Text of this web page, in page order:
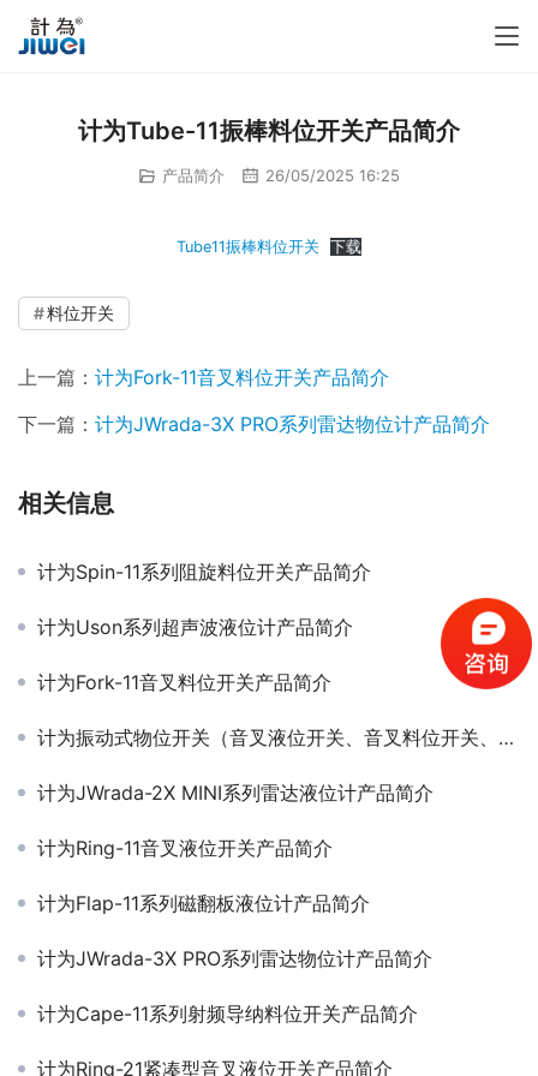
计为Tube-11振棒料位开关产品简介
产品简介 26/05/2025 16:25
Tube11振棒料位开关 下载
料位开关
上一篇： 计为Fork-11音叉料位开关产品简介
下一篇： 计为JWrada-3X PRO系列雷达物位计产品简介
相关信息
计为Spin-11系列阻旋料位开关产品简介
计为Uson系列超声波液位计产品简介
计为Fork-11音叉料位开关产品简介
计为振动式物位开关（音叉液位开关、音叉料位开关、振棒料位开关等）产品简介
计为JWrada-2X MINI系列雷达液位计产品简介
计为Ring-11音叉液位开关产品简介
计为Flap-11系列磁翻板液位计产品简介
计为JWrada-3X PRO系列雷达物位计产品简介
计为Cape-11系列射频导纳料位开关产品简介
计为Ring-21紧凑型音叉液位开关产品简介